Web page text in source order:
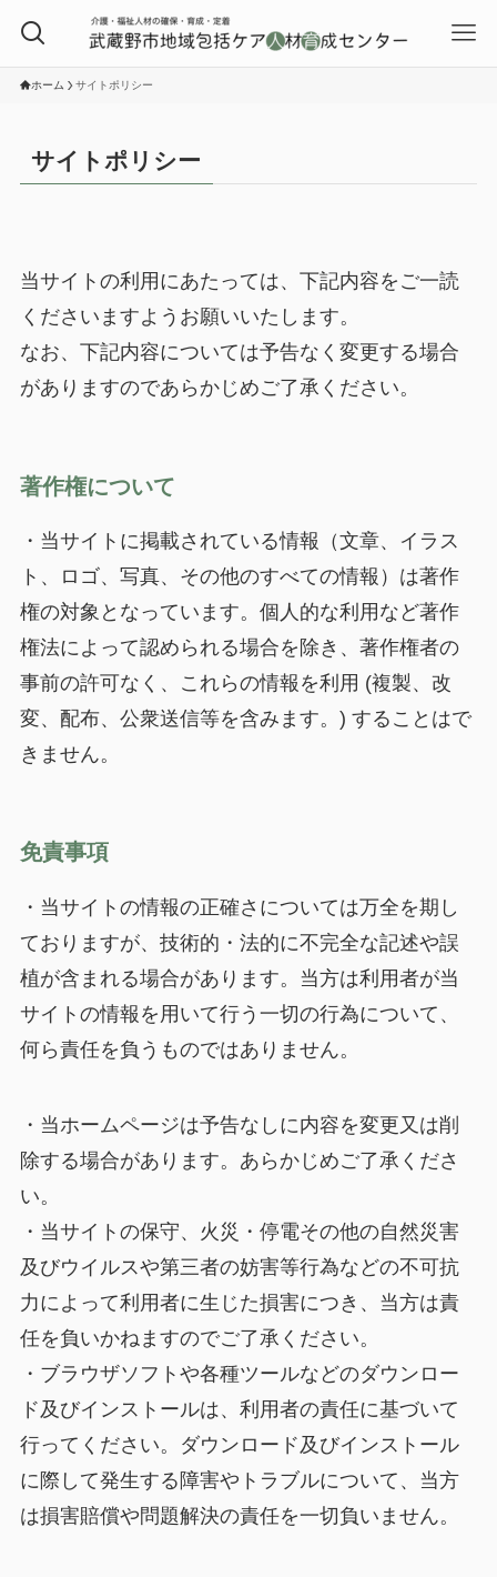
ホーム サイトポリシー
サイトポリシー
当サイトの利用にあたっては、下記内容をご一読
くださいますようお願いいたします。
なお、下記内容については予告なく変更する場合
がありますのであらかじめご了承ください。
著作権について
・当サイトに掲載されている情報（文章、イラス
ト、ロゴ、写真、その他のすべての情報）は著作
権の対象となっています。個人的な利用など著作
権法によって認められる場合を除き、著作権者の
事前の許可なく、これらの情報を利用 (複製、改
変、配布、公衆送信等を含みます。) することはで
きません。
免責事項
・当サイトの情報の正確さについては万全を期し
ておりますが、技術的・法的に不完全な記述や誤
植が含まれる場合があります。当方は利用者が当
サイトの情報を用いて行う一切の行為について、
何ら責任を負うものではありません。
・当ホームページは予告なしに内容を変更又は削
除する場合があります。あらかじめご了承くださ
い。
・当サイトの保守、火災・停電その他の自然災害
及びウイルスや第三者の妨害等行為などの不可抗
力によって利用者に生じた損害につき、当方は責
任を負いかねますのでご了承ください。
・ブラウザソフトや各種ツールなどのダウンロー
ド及びインストールは、利用者の責任に基づいて
行ってください。ダウンロード及びインストール
に際して発生する障害やトラブルについて、当方
は損害賠償や問題解決の責任を一切負いません。